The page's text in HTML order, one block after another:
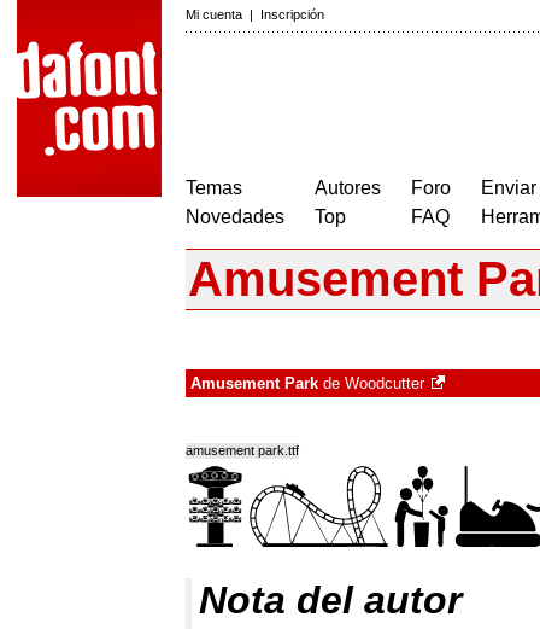
Mi cuenta | Inscripción
Temas
Novedades
Autores
Top
Foro
FAQ
Amusement
Amusement Park de Woodcutter
amusement park.ttf
Nota del autor